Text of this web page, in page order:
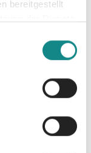
bereitgestellt